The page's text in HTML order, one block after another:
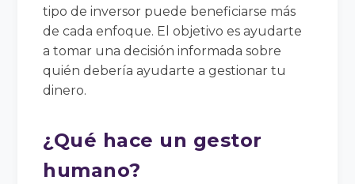
tipo de inversor puede beneficiarse más
de cada enfoque. El objetivo es ayudarte
a tomar una decisión informada sobre
quién debería ayudarte a gestionar tu
dinero.
¿Qué hace un gestor
humano?